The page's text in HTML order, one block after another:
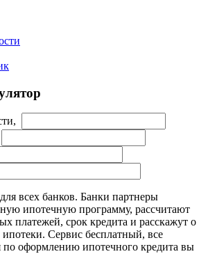
всех банков. Банки партнеры
ипотечную программу, рассчитают
платежей, срок кредита и расскажут о
Сервис бесплатный, все
оформлению ипотечного кредита вы